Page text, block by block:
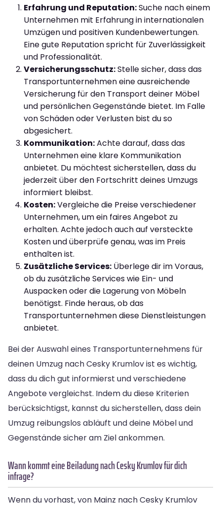
Erfahrung und Reputation:Suche nach einem
Unternehmen mit Erfahrung in internationalen
Umzügen und positiven Kundenbewertungen.
Eine gute Reputation spricht für Zuverlässigkeit
und Professionalität.
Versicherungsschutz:Stelle sicher, dass das
Transportunternehmen eine ausreichende
Versicherung für den Transport deiner Möbel
und persönlichen Gegenstände bietet. Im Falle
von Schäden oder Verlusten bist du so
abgesichert.
Kommunikation:Achte darauf, dass das
Unternehmen eine klare Kommunikation
anbietet. Du möchtest sicherstellen, dass du
jederzeit über den Fortschritt deines Umzugs
informiert bleibst.
Kosten:Vergleiche die Preise verschiedener
Unternehmen, um ein faires Angebot zu
erhalten. Achte jedoch auch auf versteckte
Kosten und überprüfe genau, was im Preis
enthalten ist.
Zusätzliche Services: Überlege dir im Voraus,
ob du zusätzliche Services wie Ein- und
Auspacken oder die Lagerung von Möbeln
benötigst. Finde heraus, ob das
Transportunternehmen diese Dienstleistungen
anbietet.
Bei der Auswahl eines Transportunternehmens für
deinen Umzug nach Cesky Krumlov ist es wichtig,
dass du dich gut informierst und verschiedene
Angebote vergleichst. Indem du diese Kriterien
berücksichtigst, kannst du sicherstellen, dass dein
Umzug reibungslos abläuft und deine Möbel und
Gegenstände sicher am Ziel ankommen.
Wann kommt eine Beiladung nach Cesky Krumlov für dich
infrage?
Wenn du vorhast, von Mainz nach Cesky Krumlov